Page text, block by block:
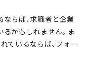
らば、求職者と企業
かもしれません。ま
ているならば、フォー